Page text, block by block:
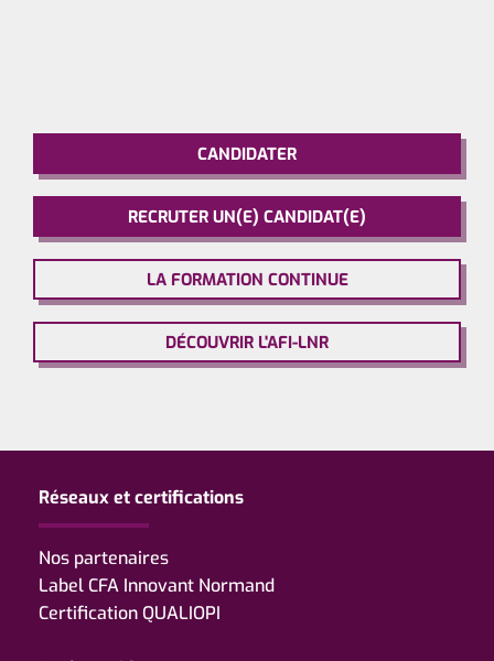
CANDIDATER
RECRUTER UN(E) CANDIDAT(E)
LA FORMATION CONTINUE
DÉCOUVRIR L'AFI-LNR
Réseaux et certifications
Nos partenaires
Label CFA Innovant Normand
Certification QUALIOPI